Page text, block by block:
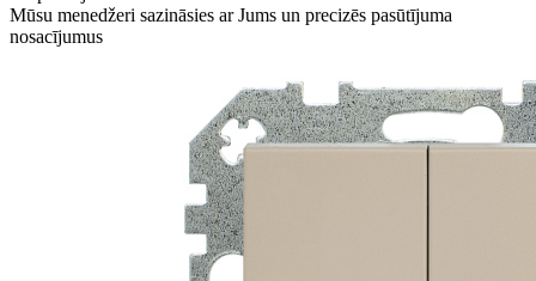
Mūsu menedžeri sazināsies ar Jums un precizēs pasūtījuma
nosacījumus